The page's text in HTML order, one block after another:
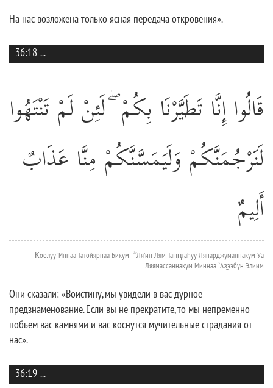
На нас возложена только ясная передача откровения».
36:18 ...
قَالُوا إِنَّا تَطَيَّرْنَا بِكُمْ ۖ لَئِنْ لَمْ تَنْتَهُوا
لَنَرْجُمَنَّكُمْ وَلَيَمَسَّنَّكُمْ مِنَّا عَذَابٌ
أَلِيمٌ
К̣оолуу 'Иннаа Татойярнаа Бикум ۖ Ля'ин Лям Таңңтаhуу Лянарджуманнакум Уа
Ляямассаннакум Миннаа `Аз̱ээбун Элиим
Они сказали: «Воистину, мы увидели в вас дурное
предзнаменование. Если вы не прекратите, то мы непременно
побьем вас камнями и вас коснутся мучительные страдания от
нас».
36:19 ...